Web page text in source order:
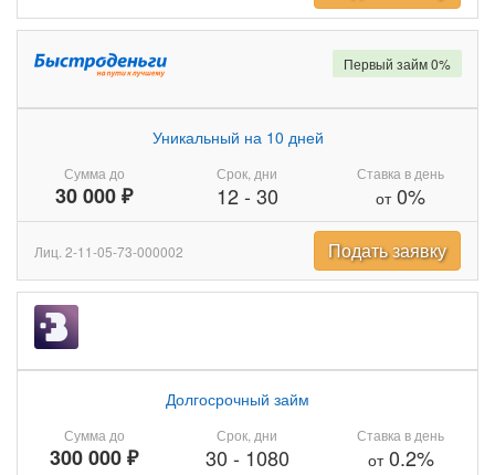
Сумма до
30 000 ₽
Уникальный на 10 дней
Срок, дни
12- 30
Ставка в день
от0%
Первый займ 0%
Лиц. 2-11-05-73-000002 Подать заявку
Сумма до
300 000 ₽
Долгосрочный займ
Срок, дни
30 - 1080
Ставка в день
от0.2%